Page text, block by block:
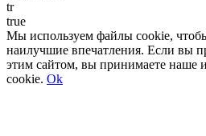
tr
true
Мы используем файлы cookie,
наилучшие впечатления. Если вы
этим сайтом, вы принимаете наше
cookie. Ok